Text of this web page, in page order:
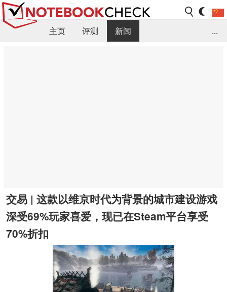
主页 评测
新闻
...
交易 | 这款以维京时代为背景的城市建设游戏
深受69%玩家喜爱，现已在Steam平台享受
70%折扣